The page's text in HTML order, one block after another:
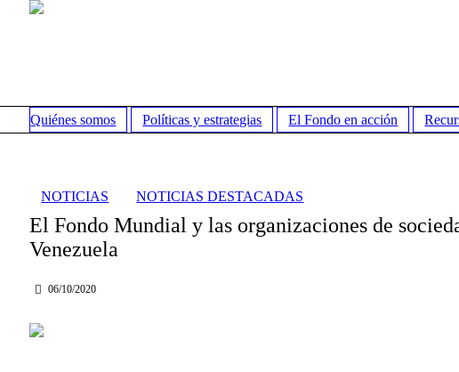
Quiénes somos Políticas y estrategias El Fondo en acción
NOTICIAS NOTICIAS DESTACADAS
El Fondo Mundial y las organizaciones de
Venezuela
06/10/2020